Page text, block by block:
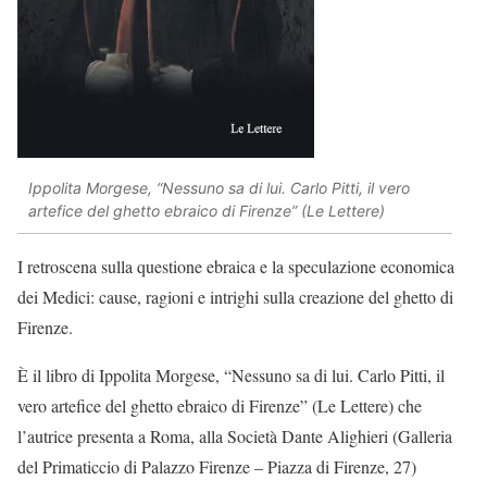
Ippolita Morgese, “Nessuno sa di lui. Carlo Pitti, il vero
artefice del ghetto ebraico di Firenze” (Le Lettere)
I retroscena sulla questione ebraica e la speculazione economica
dei Medici: cause, ragioni e intrighi sulla creazione del ghetto di
Firenze.
È il libro di Ippolita Morgese, “Nessuno sa di lui. Carlo Pitti, il
vero artefice del ghetto ebraico di Firenze” (Le Lettere) che
l’autrice presenta a Roma, alla Società Dante Alighieri (Galleria
del Primaticcio di Palazzo Firenze – Piazza di Firenze, 27)